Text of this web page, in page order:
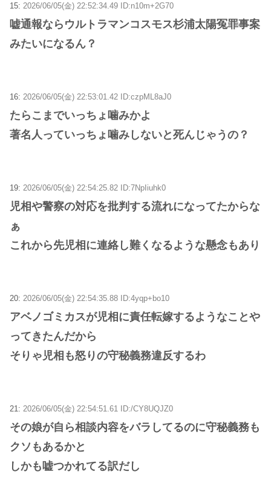
15: 2026/06/05(金) 22:52:34.49 ID:n10m+2G70
嘘通報ならウルトラマンコスモス杉浦太陽冤罪事案
みたいになるん？
16: 2026/06/05(金) 22:53:01.42 ID:czpML8aJ0
たらこまでいっちょ噛みかよ
著名人っていっちょ噛みしないと死んじゃうの？
19: 2026/06/05(金) 22:54:25.82 ID:7NpIiuhk0
児相や警察の対応を批判する流れになってたからな
ぁ
これから先児相に連絡し難くなるような懸念もあり
20: 2026/06/05(金) 22:54:35.88 ID:4yqp+bo10
アベノゴミカスが児相に責任転嫁するようなことや
ってきたんだから
そりゃ児相も怒りの守秘義務違反するわ
21: 2026/06/05(金) 22:54:51.61 ID:/CY8UQJZ0
その娘が自ら相談内容をバラしてるのに守秘義務も
クソもあるかと
しかも嘘つかれてる訳だし